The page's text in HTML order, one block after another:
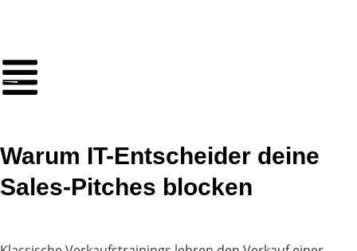
Warum IT-Entscheider deine
Sales-Pitches blocken